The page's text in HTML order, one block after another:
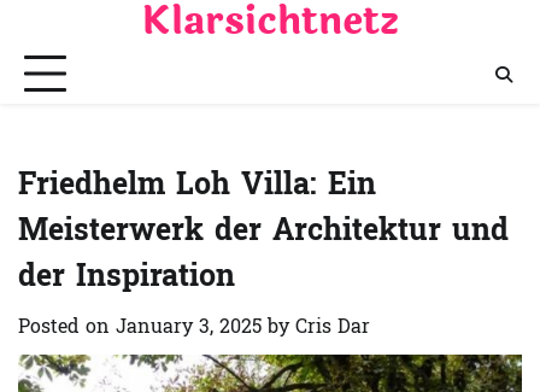
content
Klarsichtnetz
Friedhelm Loh Villa: Ein
Meisterwerk der Architektur und
der Inspiration
Posted on January 3, 2025byCris Dar